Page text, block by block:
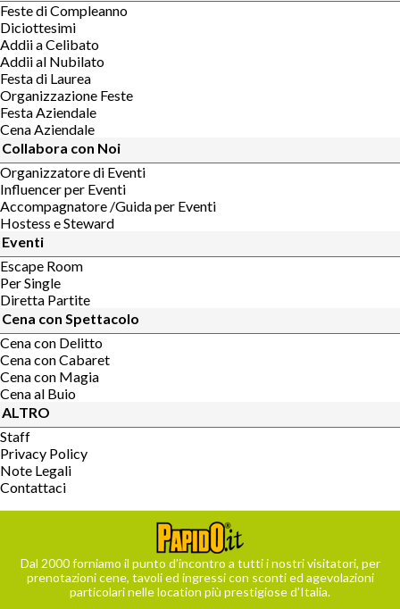
Feste di Compleanno
Diciottesimi
Addii a Celibato
Addii al Nubilato
Festa di Laurea
Organizzazione Feste
Festa Aziendale
Cena Aziendale
Collabora con Noi
Organizzatore di Eventi
Influencer per Eventi
Accompagnatore /Guida per Eventi
Hostess e Steward
Eventi
Escape Room
Per Single
Diretta Partite
Cena con Spettacolo
Cena con Delitto
Cena con Cabaret
Cena con Magia
Cena al Buio
ALTRO
Staff
Privacy Policy
Note Legali
Contattaci
Dal 2000 forniamo il punto d’incontro a tutti i nostri visitatori, per
prenotazioni cene, tavoli ed ingressi con sconti ed agevolazioni
particolari nelle location più prestigiose d’Italia.